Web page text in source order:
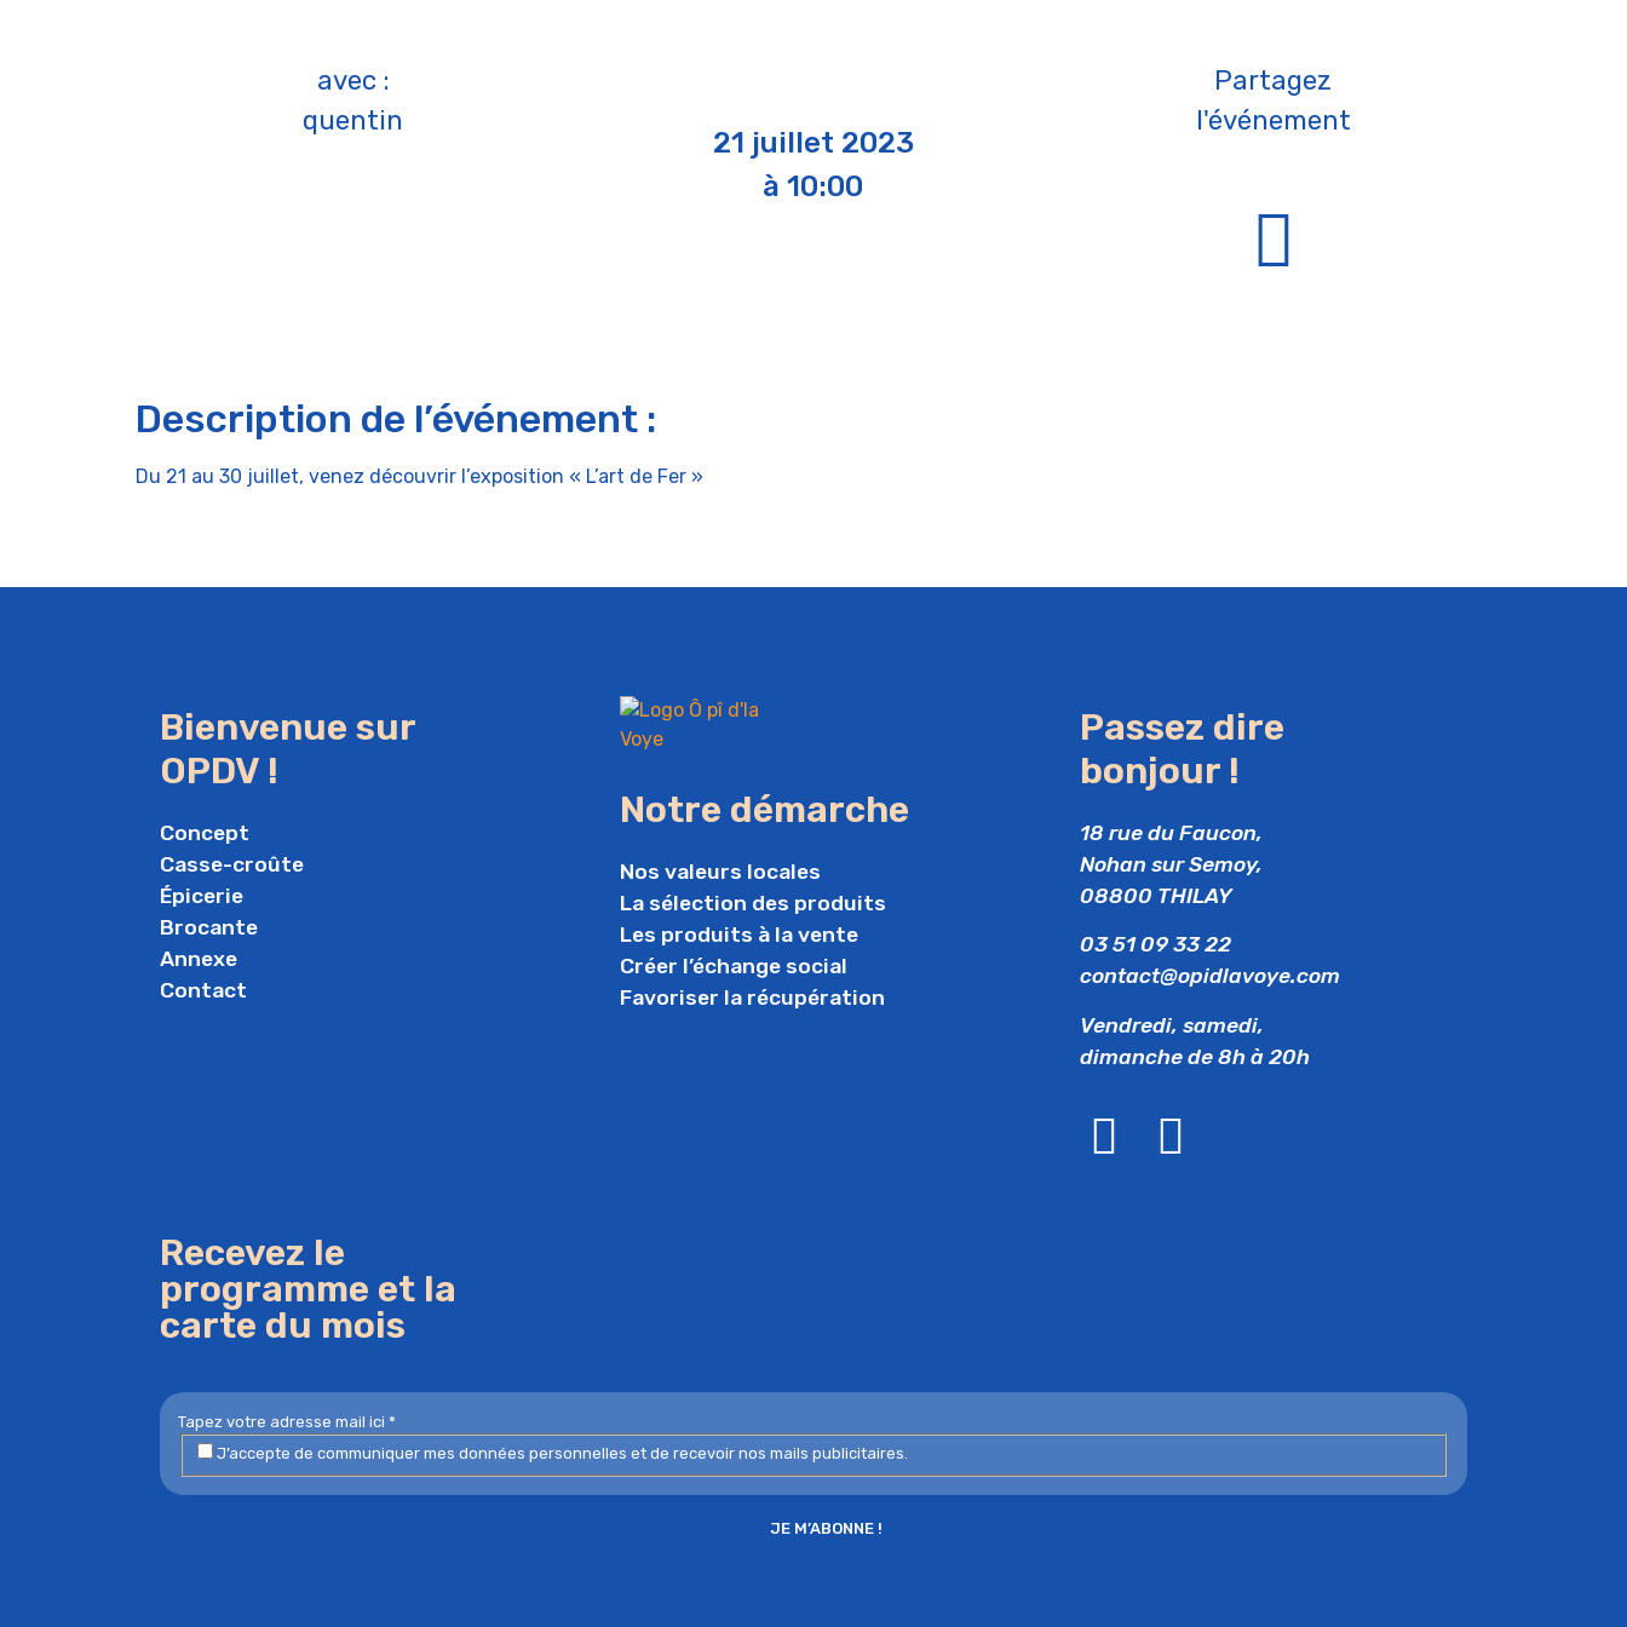
avec :
quentin
21 juillet 2023
à 10:00
Partagez
l'événement
Description de l’événement :
Du 21 au 30 juillet, venez découvrir l’exposition « L’art de Fer »
Bienvenue sur
OPDV !
Concept
Casse-croûte
Épicerie
Brocante
Annexe
Contact
Notre démarche
Nos valeurs locales
La sélection des produits
Les produits à la vente
Créer l’échange social
Favoriser la récupération
Passez dire
bonjour !
18 rue du Faucon,
Nohan sur Semoy,
08800 THILAY
03 51 09 33 22
contact@opidlavoye.com
Vendredi, samedi,
dimanche de 8h à 20h
Recevez le
programme et la
carte du mois
J’accepte de communiquer mes données personnelles et de recevoir nos mails publicitaires.